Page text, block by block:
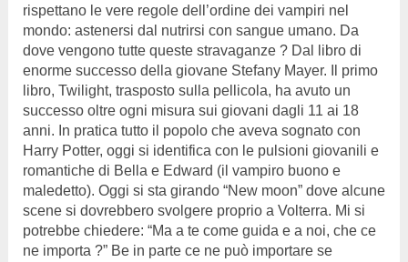
rispettano le vere regole dell’ordine dei vampiri nel
mondo: astenersi dal nutrirsi con sangue umano. Da
dove vengono tutte queste stravaganze ? Dal libro di
enorme successo della giovane Stefany Mayer. Il primo
libro, Twilight, trasposto sulla pellicola, ha avuto un
successo oltre ogni misura sui giovani dagli 11 ai 18
anni. In pratica tutto il popolo che aveva sognato con
Harry Potter, oggi si identifica con le pulsioni giovanili e
romantiche di Bella e Edward (il vampiro buono e
maledetto). Oggi si sta girando “New moon” dove alcune
scene si dovrebbero svolgere proprio a Volterra. Mi si
potrebbe chiedere: “Ma a te come guida e a noi, che ce
ne importa ?” Be in parte ce ne può importare se